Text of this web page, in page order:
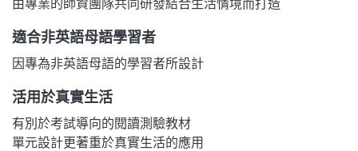
由專業的師資團隊共同研發結合生活情境而打造
適合非英語母語學習者
因專為非英語母語的學習者所設計
活用於真實生活
有別於考試導向的閱讀測驗教材
單元設計更著重於真實生活的應用